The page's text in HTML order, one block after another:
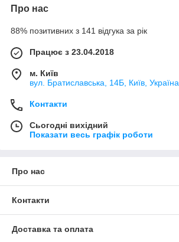
Про нас
88% позитивних з 141 відгука за рік
Працює з 23.04.2018
м. Київ
вул. Братиславська, 14Б, Київ, Україна
Контакти
Сьогодні вихідний
Показати весь графік роботи
Про нас
Контакти
Доставка та оплата